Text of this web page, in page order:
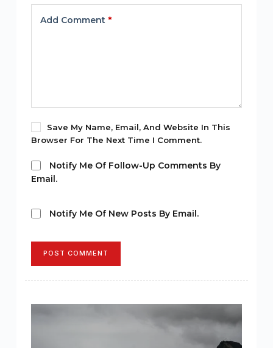
Add Comment *
Save My Name, Email, And Website In This
Browser For The Next Time I Comment.
Notify Me Of Follow-Up Comments By
Email.
Notify Me Of New Posts By Email.
POST COMMENT